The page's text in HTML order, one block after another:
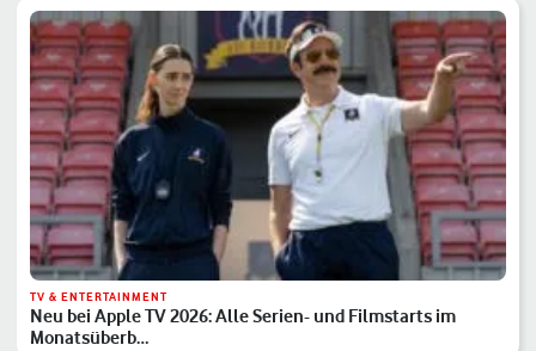
TV & ENTERTAINMENT
Neu bei Apple TV 2026: Alle Serien- und Filmstarts im
Monatsüberb…